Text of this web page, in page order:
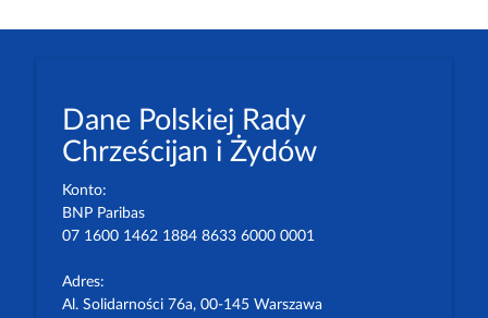
Dane Polskiej Rady
Chrześcijan i Żydów
Konto:
BNP Paribas
07 1600 1462 1884 8633 6000 0001
Adres:
Al. Solidarności 76a, 00-145 Warszawa